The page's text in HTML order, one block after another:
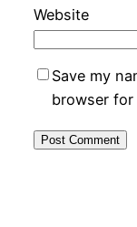
Website
Save my
browser